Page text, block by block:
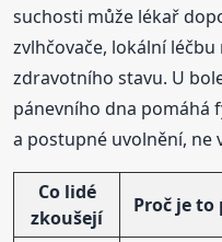
suchosti může lékař
zvlhčovače, lokální
zdravotního stavu. U
pánevního dna pomáhá
a postupné uvolnění, ne
Co lidé
zkoušejí
Proč je to